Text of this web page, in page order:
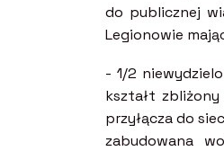
do publicznej
Legionowie
- 1/2
kształt
przyłącza do
zabudowana